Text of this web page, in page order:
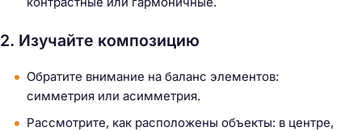
2. Изучайте композицию
Обратите внимание на баланс элементов:
симметрия или асимметрия.
Рассмотрите, как расположены объекты: в центре,